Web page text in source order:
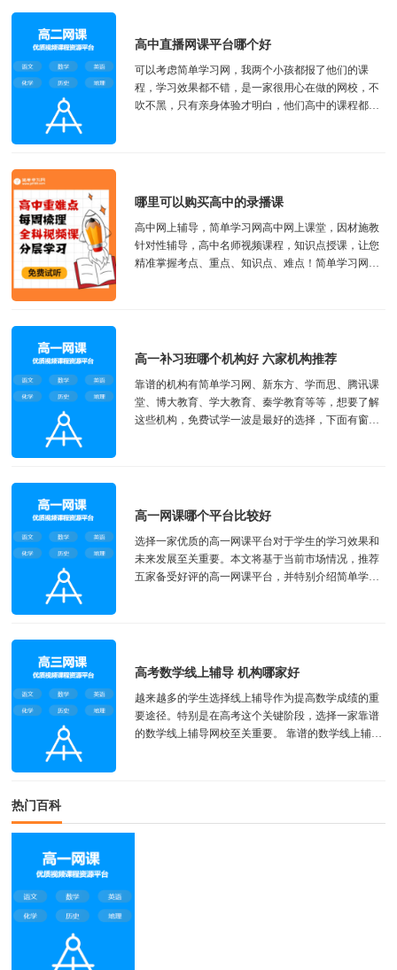
高中直播网课平台哪个好
可以考虑简单学习网，我两个小孩都报了他们的课
程，学习效果都不错，是一家很用心在做的网校，不
吹不黑，只有亲身体验才明白，他们高中的课程都
哪里可以购买高中的录播课
‌高中网上辅导，简单学习网高中网上课堂，因材施教
针对性辅导，高中名师视频课程，知识点授课，让您
精准掌握考点、重点、知识点、难点！简单学习网高
高一补习班哪个机构好 六家机构推荐
靠谱的机构有简单学习网、新东方、学而思、腾讯课
堂、博大教育、学大教育、秦学教育等等，想要了解
这些机构，免费试学一波是最好的选择，下面有窗
高一网课哪个平台比较好
选择一家优质的高一网课平台对于学生的学习效果和
未来发展至关重要。本文将基于当前市场情况，推荐
五家备受好评的高一网课平台，并特别介绍简单学习
高考数学线上辅导 机构哪家好
越来越多的学生选择线上辅导作为提高数学成绩的重
要途径。特别是在高考这个关键阶段，选择一家靠谱
的数学线上辅导网校至关重要。 靠谱的数学线上辅导
热门百科